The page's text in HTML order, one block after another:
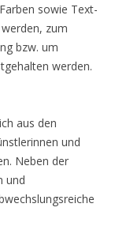
sowie Text-
zum
bzw. um
werden.
aus den
und
Neben der
und